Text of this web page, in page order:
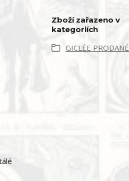
Zboží zařazeno v
kategoriích
GICLÉE PRODANÉ